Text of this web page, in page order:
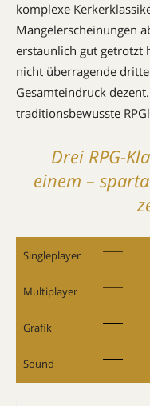
komplexe
Mangelerscheinungen
erstaunlich gut getrotzt
nicht überragende
Gesamteindruck
traditionsbewusste
Drei RPG-
einem –
Singleplayer
Multiplayer
Grafik
Sound